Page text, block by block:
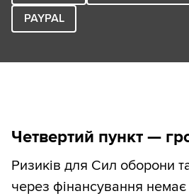
PAYPAL
Четвертий пункт —
Ризиків для Сил оборони
через фінансування немає